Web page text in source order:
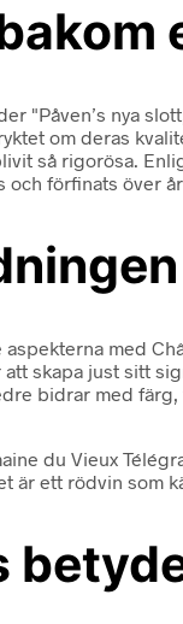
"Påven’s nya
om deras
så rigorösa.
och förfinats över
aspekterna med
skapa just sitt
bidrar med färg,
du Vieux
är ett rödvin som